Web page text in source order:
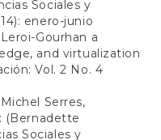
Sociales y
enero-junio
Leroi-Gourhan a
and virtualization
Vol. 2 No. 4
Michel Serres,
(Bernadette
Sociales y